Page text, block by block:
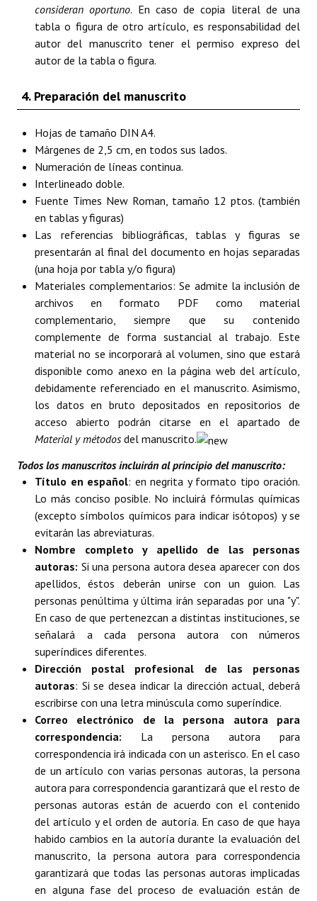
consideran oportuno. En caso de copia literal de una
tabla o figura de otro artículo, es responsabilidad del
autor del manuscrito tener el permiso expreso del
autor de la tabla o figura.
4. Preparación del manuscrito
Hojas de tamaño DIN A4.
Márgenes de 2,5 cm, en todos sus lados.
Numeración de líneas continua.
Interlineado doble.
Fuente Times New Roman, tamaño 12 ptos. (también
en tablas y figuras)
Las referencias bibliográficas, tablas y figuras se
presentarán al final del documento en hojas separadas
(una hoja por tabla y/o figura)
Materiales complementarios: Se admite la inclusión de
archivos en formato PDF como material
complementario, siempre que su contenido
complemente de forma sustancial al trabajo. Este
material no se incorporará al volumen, sino que estará
disponible como anexo en la página web del artículo,
debidamente referenciado en el manuscrito. Asimismo,
los datos en bruto depositados en repositorios de
acceso abierto podrán citarse en el apartado de
Material y métodos del manuscrito.
Todos los manuscritos incluirán al principio del manuscrito:
Título en español: en negrita y formato tipo oración.
Lo más conciso posible. No incluirá fórmulas químicas
(excepto símbolos químicos para indicar isótopos) y se
evitarán las abreviaturas.
Nombre completo y apellido de las personas
autoras: Si una persona autora desea aparecer con dos
apellidos, éstos deberán unirse con un guion. Las
personas penúltima y última irán separadas por una "y".
En caso de que pertenezcan a distintas instituciones, se
señalará a cada persona autora con números
superíndices diferentes.
Dirección postal profesional de las personas
autoras: Si se desea indicar la dirección actual, deberá
escribirse con una letra minúscula como superíndice.
Correo electrónico de la persona autora para
correspondencia: La persona autora para
correspondencia irá indicada con un asterisco. En el caso
de un artículo con varias personas autoras, la persona
autora para correspondencia garantizará que el resto de
personas autoras están de acuerdo con el contenido
del artículo y el orden de autoría. En caso de que haya
habido cambios en la autoría durante la evaluación del
manuscrito, la persona autora para correspondencia
garantizará que todas las personas autoras implicadas
en alguna fase del proceso de evaluación están de